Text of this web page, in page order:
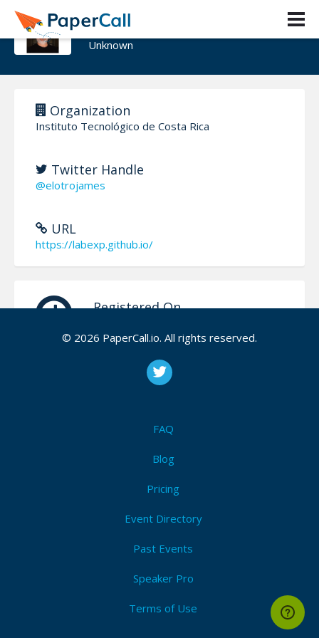
Jaime Gutiérrez Alfaro
Unknown
Organization
Instituto Tecnológico de Costa Rica
Twitter Handle
@elotrojames
URL
https://labexp.github.io/
Registered On
de Costa Rica en la Sede Interuniversitaria de
Laboratorio Experimental. Promuevo software y
© 2026 PaperCall.io. All rights reserved.
FAQ
Blog
Pricing
Event Directory
Past Events
Speaker Pro
Terms of Use